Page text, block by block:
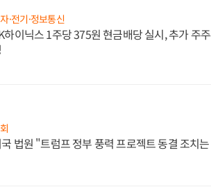
·전기·정보통신
하이닉스 1주당 375원 현금배당 실시, 추가 주
법원 "트럼프 정부 풍력 프로젝트 동결 조치